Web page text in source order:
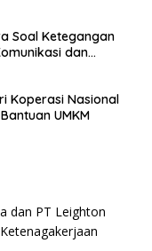
Soal Ketegangan
Koperasi Nasional
UMKM